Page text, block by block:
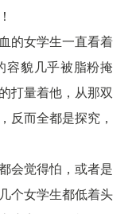
的女学生一直看着
容貌几乎被脂粉掩
打量着他，从那双
反而全都是探究，
会觉得怕，或者是
个女学生都低着头